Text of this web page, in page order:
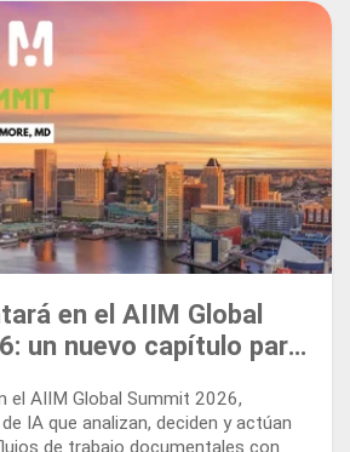
en el AIIM Global
un nuevo capítulo para
el AIIM Global Summit 2026,
IA que analizan, deciden y actúan
de trabajo documentales con